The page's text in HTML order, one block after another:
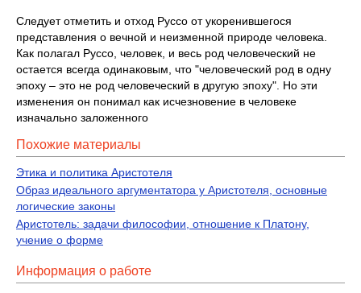
Следует отметить и отход Руссо от укоренившегося
представления о вечной и неизменной природе человека.
Как полагал Руссо, человек, и весь род человеческий не
остается всегда одинаковым, что "человеческий род в одну
эпоху – это не род человеческий в другую эпоху". Но эти
изменения он понимал как исчезновение в человеке
изначально заложенного
Похожие материалы
Этика и политика Аристотеля
Образ идеального аргументатора у Аристотеля, основные
логические законы
Аристотель: задачи философии, отношение к Платону,
учение о форме
Информация о работе